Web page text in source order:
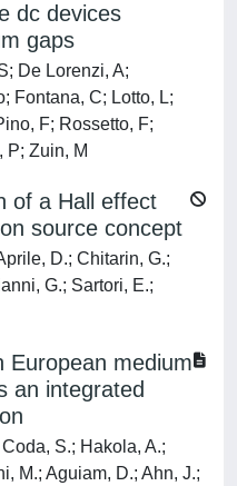
dc devices
gaps
De Lorenzi, A;
Fontana, C; Lotto, L;
F; Rossetto, F;
P; Zuin, M
of a Hall effect
source concept
D.; Chitarin, G.;
G.; Sartori, E.;
European medium
an integrated
S.; Hakola, A.;
M.; Aguiam, D.; Ahn, J.;